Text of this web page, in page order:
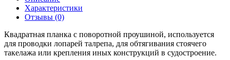
Характеристики
Отзывы (0)
Квадратная планка с поворотной проушиной, используется
для проводки лопарей талрепа, для обтягивания стоячего
такелажа или крепления иных конструкций в судостроение.